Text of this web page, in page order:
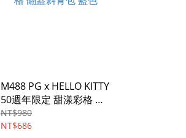
M488 PG x HELLO KITTY
50週年限定 甜漾彩格 翻
蓋斜背包 藍色
NT$980
NT$686